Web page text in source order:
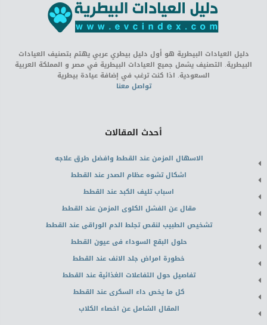
دليل العيادات البيطرية هو أول دليل بيطري عربي يهتم بتصنيف العيادات
البيطرية. التصنيف يشمل جميع العيادات البيطرية في مصر و المملكة العربية
السعودية. اذا كنت ترغب في إضافة عيادة بيطرية
تواصل معنا
أحدث المقالات
الاسهال المزمن عند القطط وافضل طرق علاجه
اشكال تشوه عظام الصدر عند القطط
اسباب تليف الكبد عند القطط
مقال عن الفشل الكلوى المزمن عند القطط
تشخيص الطبيب لنقص تجلط الدم الوراقى عند القطط
حلول البقع السوداء فى عيون القطط
خطورة امراض جلد الانف عند القطط
تفاصيل حول التفاعلات الغذائية عند القطط
كل ما يخص داء السكرى عند القطط
المقال الشامل عن اخصاء الكلاب